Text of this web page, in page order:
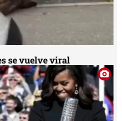
se vuelve viral